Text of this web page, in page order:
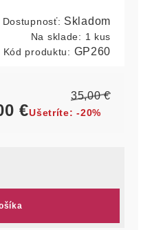
Dostupnosť: Skladom
Na sklade: 1 kus
Kód produktu: GP260
35,00€
€Ušetríte: -20%